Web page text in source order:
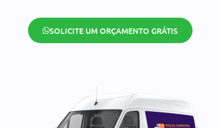
SOLICITE UM ORÇAMENTO GRÁTIS